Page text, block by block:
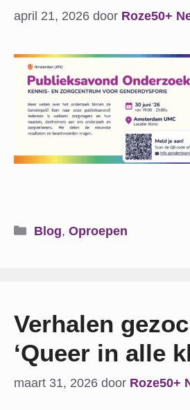
april 21, 2026 door Roze50+
Categorieën
Blog, Oproepen
Verhalen
‘Queer in alle
maart 31, 2026 door Roze50+